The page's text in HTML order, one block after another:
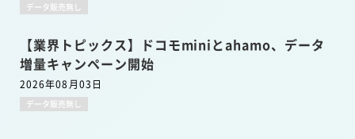
データ販売無し
【業界トピックス】ドコモminiとahamo、データ
増量キャンペーン開始
2026年08月03日
データ販売無し